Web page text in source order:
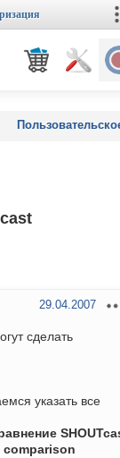
29.04.2007
сделать
указать все
comparison